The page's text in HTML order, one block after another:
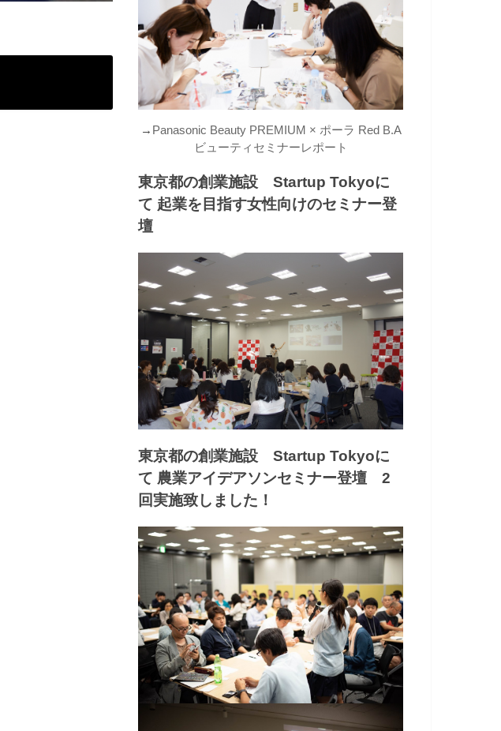
→ Panasonic Beauty PREMIUM × ポーラ Red B.A
ビューティセミナーレポート
東京都の創業施設 Startup Tokyoに
て 起業を目指す女性向けのセミナー登
壇
東京都の創業施設 Startup Tokyoに
て 農業アイデアソンセミナー登壇 2
回実施致しました！